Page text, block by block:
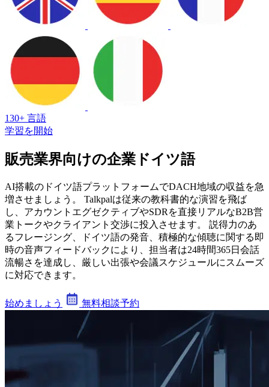
130+ 言語
学習を開始
販売業界向けの企業ドイツ語
AI搭載のドイツ語プラットフォームでDACH地域の収益を急
増させましょう。 Talkpalは従来の教科書的な演習を飛ば
し、アカウントエグゼクティブやSDRを直接リアルなB2B営
業トークやクライアント交渉に投入させます。 説得力のあ
るフレージング、ドイツ語の発音、積極的な傾聴に関する即
時の音声フィードバックにより、担当者は24時間365日会話
流暢さを達成し、厳しい出張や会議スケジュールにスムーズ
に対応できます。
始めましょう 無料相談予約